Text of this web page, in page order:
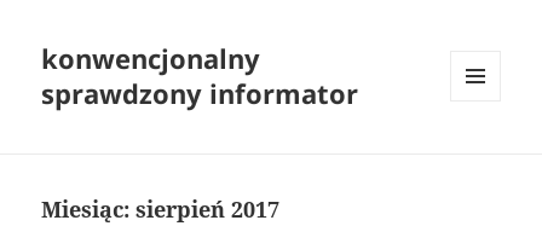
konwencjonalny
sprawdzony informator
Miesiąc:sierpień 2017